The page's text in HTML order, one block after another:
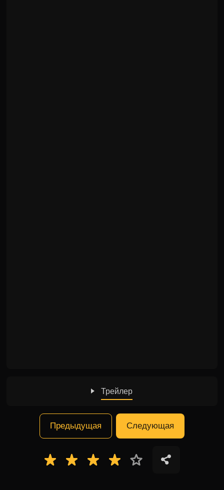
Трейлер
Предыдущая Следующая